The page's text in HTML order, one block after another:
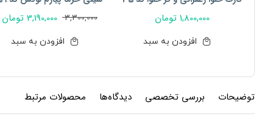
1,800,000 تومان
افزودن به سبد
3,300,000
قیمت
اصلی:
3,190,000 تومان
قیمت
فعلی:
افزودن به سبد
توضیحات بررسی تخصصی دیدگاه‌ها محصولات مرتبط